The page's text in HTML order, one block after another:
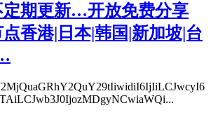
期更新…开放免费分享
点香港|日本|韩国|新加坡|台